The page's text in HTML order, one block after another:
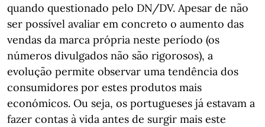
quando questionado pelo DN/DV. Apesar de não
ser possível avaliar em concreto o aumento das
vendas da marca própria neste período (os
números divulgados não são rigorosos), a
evolução permite observar uma tendência dos
consumidores por estes produtos mais
económicos. Ou seja, os portugueses já estavam a
fazer contas à vida antes de surgir mais este